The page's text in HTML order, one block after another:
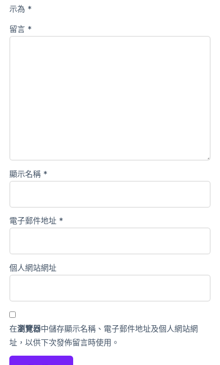
示為 *
留言 *
顯示名稱 *
電子郵件地址 *
個人網站網址
在瀏覽器中儲存顯示名稱、電子郵件地址及個人網站網
址，以供下次發佈留言時使用。